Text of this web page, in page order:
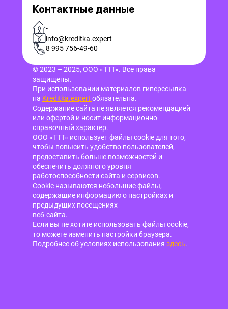
Контактные данные
-
info@kreditka.expert
8 995 756-49-60
© 2023 – 2025, ООО «ТТТ». Все права
защищены.
При использовании материалов гиперссылка
на Kreditka.expert обязательна.
Содержание сайта не является рекомендацией
или офертой и носит информационно-
справочный характер.
ООО «ТТТ» использует файлы cookie для того,
чтобы повысить удобство пользователей,
предоставить больше возможностей и
обеспечить должного уровня
работоспособности сайта и сервисов.
Cookie называются небольшие файлы,
содержащие информацию о настройках и
предыдущих посещениях
веб-сайта.
Если вы не хотите использовать файлы cookie,
то можете изменить настройки браузера.
Подробнее об условиях использования здесь.